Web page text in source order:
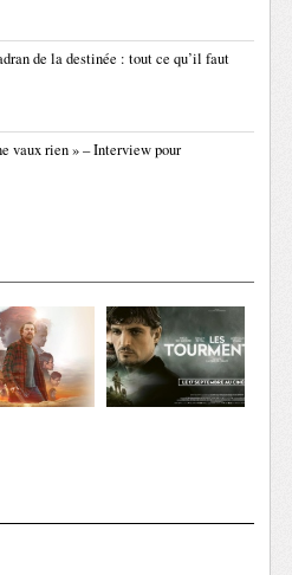
de la destinée : tout ce qu’il faut
vaux rien » – Interview pour